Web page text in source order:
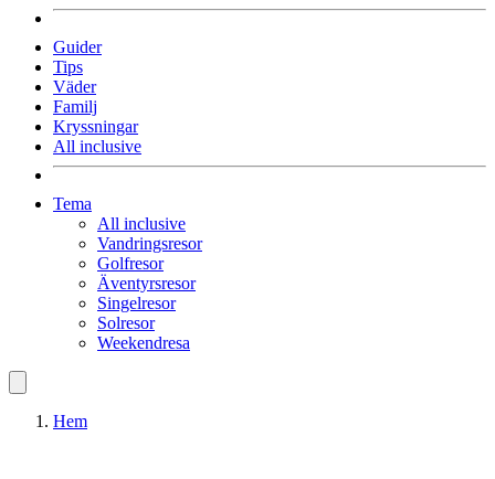
Guider
Tips
Väder
Familj
Kryssningar
All inclusive
Tema
All inclusive
Vandringsresor
Golfresor
Äventyrsresor
Singelresor
Solresor
Weekendresa
Hem